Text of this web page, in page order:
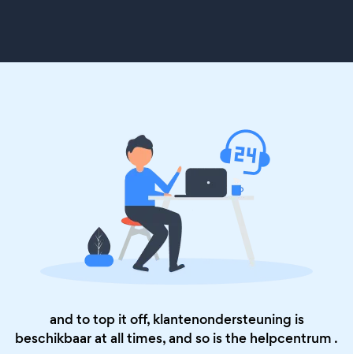
and to top it off, klantenondersteuning is
beschikbaar at all times, and so is the helpcentrum .